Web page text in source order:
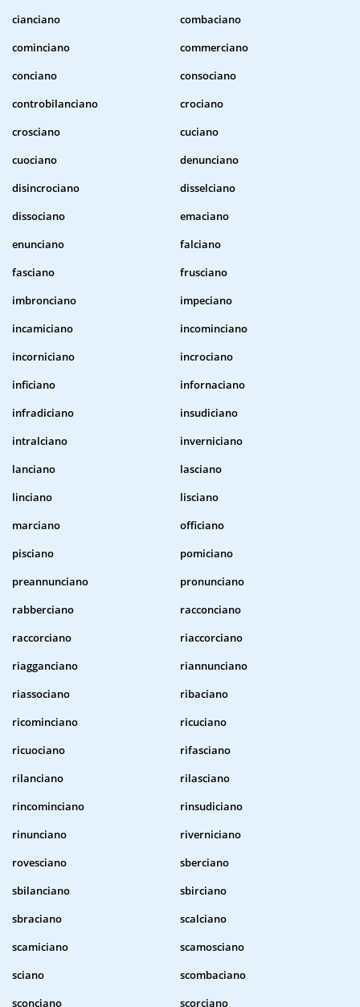
cianciano
combaciano
cominciano
commerciano
conciano
consociano
controbilanciano
crociano
crosciano
cuciano
cuociano
denunciano
disincrociano
disselciano
dissociano
emaciano
enunciano
falciano
fasciano
frusciano
imbronciano
impeciano
incamiciano
incominciano
incorniciano
incrociano
inficiano
infornaciano
infradiciano
insudiciano
intralciano
inverniciano
lanciano
lasciano
linciano
lisciano
marciano
officiano
pisciano
pomiciano
preannunciano
pronunciano
rabberciano
racconciano
raccorciano
riaccorciano
riagganciano
riannunciano
riassociano
ribaciano
ricominciano
ricuciano
ricuociano
rifasciano
rilanciano
rilasciano
rincominciano
rinsudiciano
rinunciano
riverniciano
rovesciano
sberciano
sbilanciano
sbirciano
sbraciano
scalciano
scamiciano
scamosciano
sciano
scombaciano
sconciano
scorciano